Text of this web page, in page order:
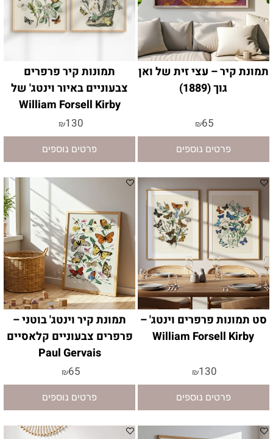
תמונת קיר – עצי זית של ואן
גוך (1889)
₪65
פרטים נוספים
תמונות קיר פרפרים
צבעוניים באיור וינטג' של
William Forsell Kirby
₪130
פרטים נוספים
סט תמונות פרפרים וינטג' –
William Forsell Kirby
₪130
פרטים נוספים
תמונת קיר וינטג' בוטני –
פרפרים צבעוניים קלאסיים
Paul Gervais
₪65
פרטים נוספים